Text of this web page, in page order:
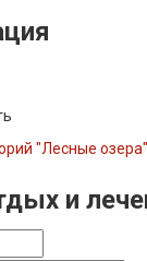
"Лесные
и